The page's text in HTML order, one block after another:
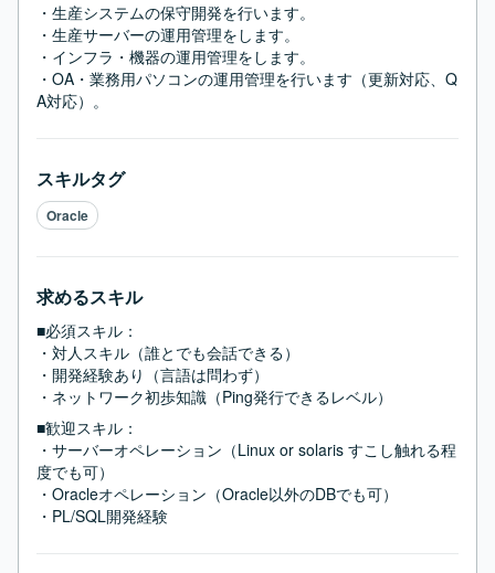
・生産システムの保守開発を行います。
・生産サーバーの運用管理をします。
・インフラ・機器の運用管理をします。
・OA・業務用パソコンの運用管理を行います（更新対応、Q
A対応）。
スキルタグ
Oracle
求めるスキル
■必須スキル：
・対人スキル（誰とでも会話できる）
・開発経験あり（言語は問わず）
・ネットワーク初歩知識（Ping発行できるレベル）
■歓迎スキル：
・サーバーオペレーション（Linux or solaris すこし触れる程
度でも可）
・Oracleオペレーション（Oracle以外のDBでも可）
・PL/SQL開発経験